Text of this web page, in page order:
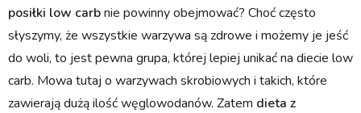
posiłki low carbnie powinny obejmować? Choć często
słyszymy, że wszystkie warzywa są zdrowe i możemy je jeść
do woli, to jest pewna grupa, której lepiej unikać na diecie low
carb. Mowa tutaj o warzywach skrobiowych i takich, które
zawierają dużą ilość węglowodanów. Zatem dieta z